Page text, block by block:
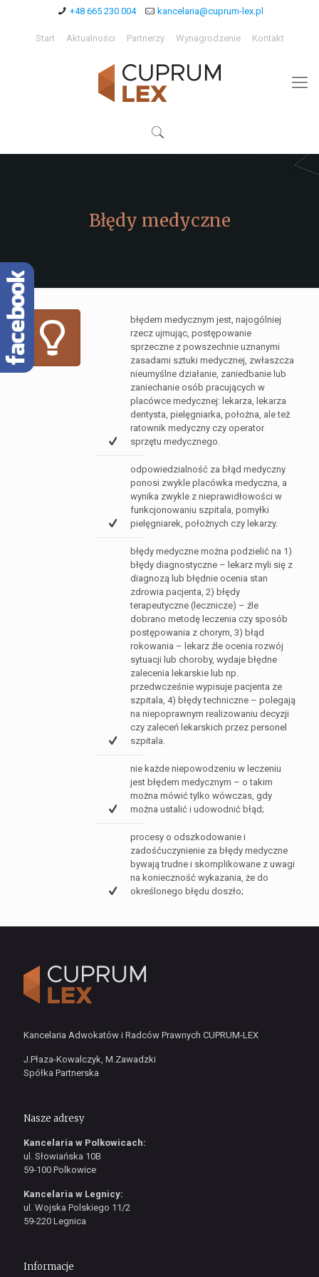
+48 665 230 004 kancelaria@cuprum-lex.pl
Start Aktualności Partnerzy Wynagrodzenie Kontakt
Błędy medyczne
błędem medycznym jest, najogólniej
rzecz ujmując, postępowanie
sprzeczne z powszechnie uznanymi
zasadami sztuki medycznej, zwłaszcza
nieumyślne działanie, zaniedbanie lub
zaniechanie osób pracujących w
placówce medycznej: lekarza, lekarza
dentysta, pielęgniarka, położna, ale też
ratownik medyczny czy operator
sprzętu medycznego.
odpowiedzialność za błąd medyczny
ponosi zwykle placówka medyczna, a
wynika zwykle z nieprawidłowości w
funkcjonowaniu szpitala, pomyłki
pielęgniarek, położnych czy lekarzy.
błędy medyczne można podzielić na 1)
błędy diagnostyczne – lekarz myli się z
diagnozą lub błędnie ocenia stan
zdrowia pacjenta, 2) błędy
terapeutyczne (lecznicze) – źle
dobrano metodę leczenia czy sposób
postępowania z chorym, 3) błąd
rokowania – lekarz źle ocenia rozwój
sytuacji lub choroby, wydaje błędne
zalecenia lekarskie lub np.
przedwcześnie wypisuje pacjenta ze
szpitala, 4) błędy techniczne – polegają
na niepoprawnym realizowaniu decyzji
czy zaleceń lekarskich przez personel
szpitala.
nie każde niepowodzeniu w leczeniu
jest błędem medycznym – o takim
można mówić tylko wówczas, gdy
można ustalić i udowodnić błąd;
procesy o odszkodowanie i
zadośćuczynienie za błędy medyczne
bywają trudne i skomplikowane z uwagi
na konieczność wykazania, że do
określonego błędu doszło;
Kancelaria Adwokatów i Radców Prawnych CUPRUM-LEX
J.Płaza-Kowalczyk, M.Zawadzki
Spółka Partnerska
Nasze adresy
Kancelaria w Polkowicach:
ul. Słowiańska 10B
59-100 Polkowice
Kancelaria w Legnicy:
ul. Wojska Polskiego 11/2
59-220 Legnica
Informacje